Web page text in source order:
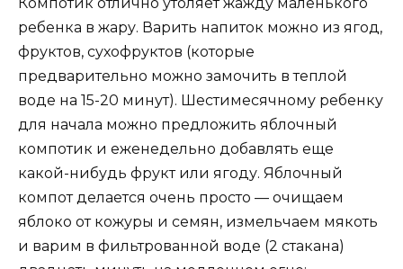
Компотик отлично утоляет жажду маленького
ребенка в жару. Варить напиток можно из ягод,
фруктов, сухофруктов (которые
предварительно можно замочить в теплой
воде на 15-20 минут). Шестимесячному ребенку
для начала можно предложить яблочный
компотик и еженедельно добавлять еще
какой-нибудь фрукт или ягоду. Яблочный
компот делается очень просто — очищаем
яблоко от кожуры и семян, измельчаем мякоть
и варим в фильтрованной воде (2 стакана)